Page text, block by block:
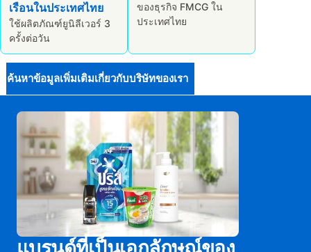
เรือนในประเทศไทย
ใช้ผลิตภัณฑ์ยูนิลีเวอร์ 3
ครั้งต่อวัน
ของธุรกิจ FMCG ใน
ประเทศไทย
ค้นหาข้อมูลเพิ่มเติมเกี่ยวกับบริษัทของเรา